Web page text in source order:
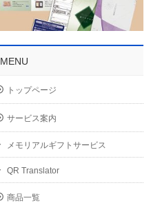
MENU
トップページ
サービス案内
メモリアルギフトサービス
QR Translator
商品一覧